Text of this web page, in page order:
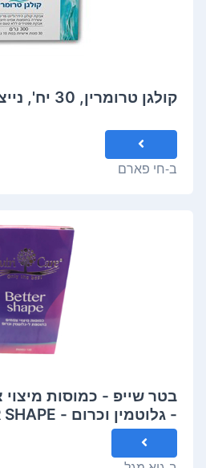
קולגן טרומרין, 30 יח', נייצ'רס פרו
ב-חי פארם
בטר שייפ - כמוסות
- גלוטמין וכרום - BETTER SHAPE